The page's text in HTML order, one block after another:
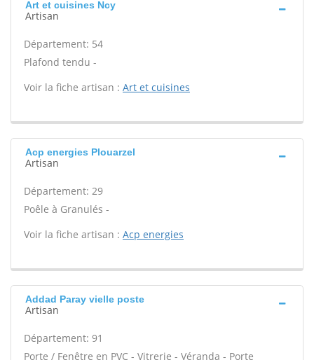
Art et cuisines Ncy
Artisan
Département: 54
Plafond tendu -
Voir la fiche artisan : Art et cuisines
Acp energies Plouarzel
Artisan
Département: 29
Poêle à Granulés -
Voir la fiche artisan : Acp energies
Addad Paray vielle poste
Artisan
Département: 91
Porte / Fenêtre en PVC - Vitrerie - Véranda - Porte